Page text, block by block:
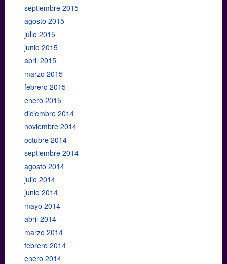
septiembre 2015
agosto 2015
julio 2015
junio 2015
abril 2015
marzo 2015
febrero 2015
enero 2015
diciembre 2014
noviembre 2014
octubre 2014
septiembre 2014
agosto 2014
julio 2014
junio 2014
mayo 2014
abril 2014
marzo 2014
febrero 2014
enero 2014